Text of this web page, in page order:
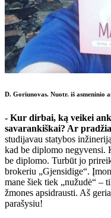
D. Goriunovas. Nuotr. iš asmeninio
- Kur dirbai, ką veikei
savarankiškai? Ar
studijavau statybos
kad be diplomo negyvensi.
be diplomo. Turbūt jo
brokeriu „Gjensidige“.
mane šiek tiek „nužudė“ –
žmones apsidrausti. Aš
parašysiu!